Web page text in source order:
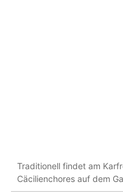
Traditionell findet am
Cäcilienchores auf dem